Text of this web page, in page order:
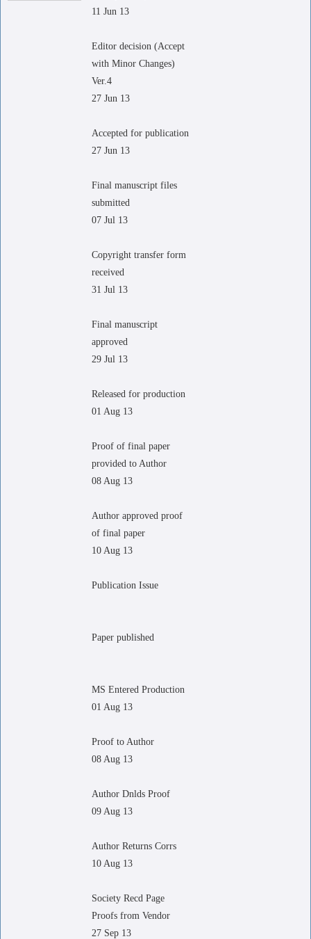
11 Jun 13
Editor decision (Accept
with Minor Changes)
Ver.4
27 Jun 13
Accepted for publication
27 Jun 13
Final manuscript files
submitted
07 Jul 13
Copyright transfer form
received
31 Jul 13
Final manuscript
approved
29 Jul 13
Released for production
01 Aug 13
Proof of final paper
provided to Author
08 Aug 13
Author approved proof
of final paper
10 Aug 13
Publication Issue
Paper published
MS Entered Production
01 Aug 13
Proof to Author
08 Aug 13
Author Dnlds Proof
09 Aug 13
Author Returns Corrs
10 Aug 13
Society Recd Page
Proofs from Vendor
27 Sep 13